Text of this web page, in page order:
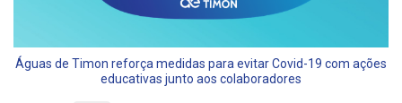
Águas de Timon reforça medidas para evitar Covid-19 com ações
educativas junto aos colaboradores